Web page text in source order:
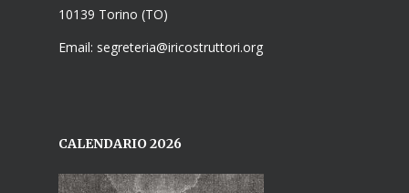
10139 Torino (TO)
Email: segreteria@iricostruttori.org
CALENDARIO 2026